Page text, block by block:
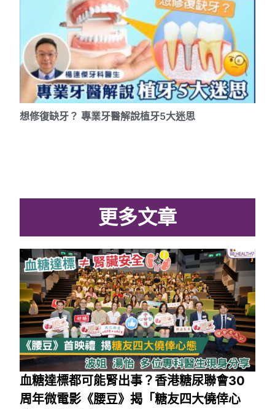
想修復缺牙？ 專業牙醫解說植牙5大迷思
更多文章
血糖達標都可能腎出事？香港糖尿聯會30
周年微電影《腰豆》揭「糖友四大僥倖心